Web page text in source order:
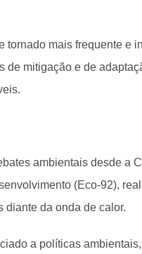
tornado mais frequente e
de mitigação e de
ambientais desde a
(Eco-92),
diante da onda de calor.
a políticas ambientais,